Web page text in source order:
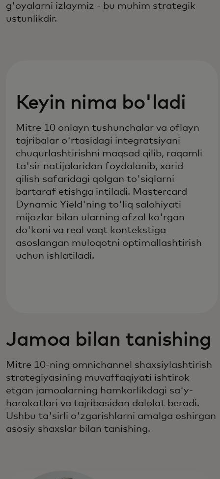
g'oyalarni izlaymiz - bu muhim strategik
ustunlikdir.
Keyin nima bo'ladi
Mitre 10 onlayn tushunchalar va oflayn
tajribalar o'rtasidagi integratsiyani
chuqurlashtirishni maqsad qilib, raqamli
ta'sir natijalaridan foydalanib, xarid
qilish safaridagi qolgan to'siqlarni
bartaraf etishga intiladi. Mastercard
Dynamic Yield'ning to'liq salohiyati
mijozlar bilan ularning afzal ko'rgan
do'koni va real vaqt kontekstiga
asoslangan muloqotni optimallashtirish
uchun ishlatiladi.
Jamoa bilan tanishing
Mitre 10-ning omnichannel shaxsiylashtirish
strategiyasining muvaffaqiyati ishtirok
etgan jamoalarning hamkorlikdagi sa'y-
harakatlari va tajribasidan dalolat beradi.
Ushbu ta'sirli o'zgarishlarni amalga oshirgan
asosiy shaxslar bilan tanishing.